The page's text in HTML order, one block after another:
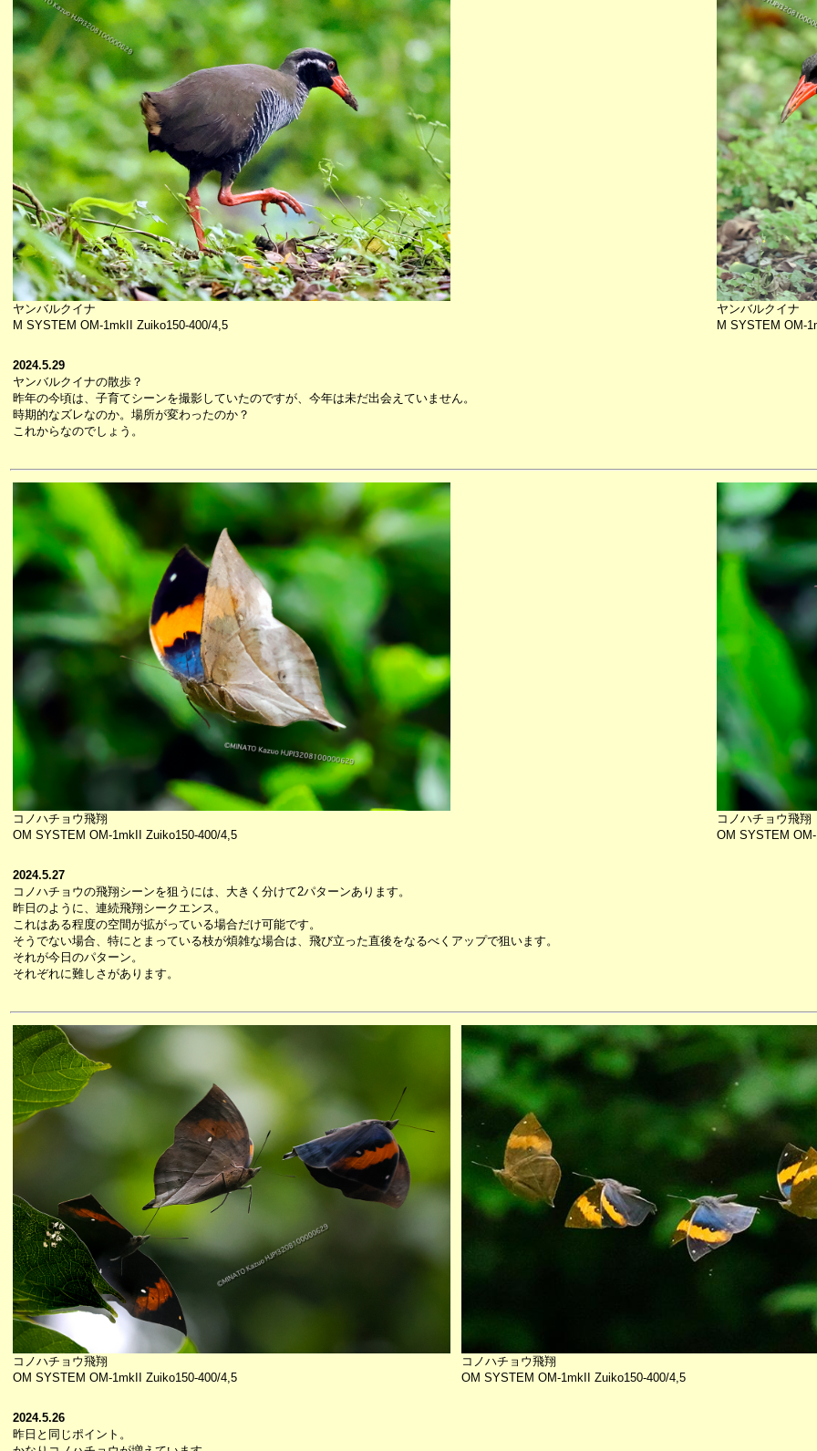
ヤンバルクイナ
M SYSTEM OM-1mkII Zuiko150-400/4,5
ヤンバルクイナ
M SYSTEM OM-
2024.5.29
ヤンバルクイナの散歩？
昨年の今頃は、子育てシーンを撮影していたのですが、今年は未だ出会えていません。
時期的なズレなのか。場所が変わったのか？
これからなのでしょう。
コノハチョウ飛翔
OM SYSTEM OM-1mkII Zuiko150-400/4,5
コノハチョウ飛翔
OM SYSTEM
2024.5.27
コノハチョウの飛翔シーンを狙うには、大きく分けて2パターンあります。
昨日のように、連続飛翔シークエンス。
これはある程度の空間が拡がっている場合だけ可能です。
そうでない場合、特にとまっている枝が煩雑な場合は、飛び立った直後をなるべくアップで狙います。
それが今日のパターン。
それぞれに難しさがあります。
コノハチョウ飛翔
OM SYSTEM OM-1mkII Zuiko150-400/4,5
コノハチョウ飛翔
OM SYSTEM OM-1mkII Zuiko150-400/4,5
2024.5.26
昨日と同じポイント。